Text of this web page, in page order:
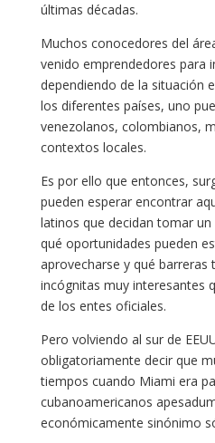
últimas décadas.
Muchos conocedores del
venido emprendedores para
dependiendo de la situación
los diferentes países, uno
venezolanos, colombianos,
contextos locales.
Es por ello que entonces,
pueden esperar encontrar
latinos que decidan tomar
qué oportunidades pueden
aprovecharse y qué barreras
incógnitas muy interesantes
de los entes oficiales.
Pero volviendo al sur de
obligatoriamente decir que
tiempos cuando Miami era
cubanoamericanos
económicamente sinónimo